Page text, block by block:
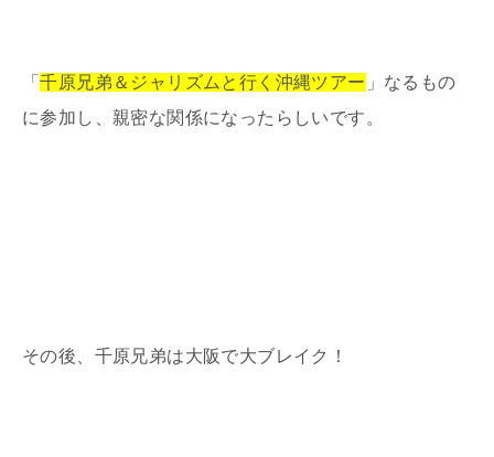
「千原兄弟＆ジャリズムと行く沖縄ツアー 」なるもの
に参加し、親密な関係になったらしいです。
その後、千原兄弟は大阪で大ブレイク！